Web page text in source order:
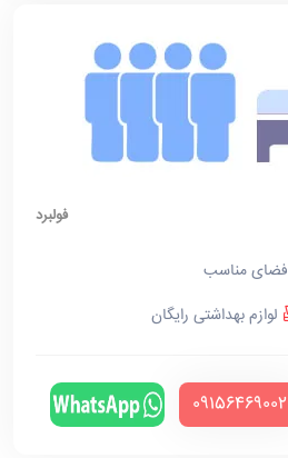
فولبرد
فضای مناسب
لوازم بهداشتی رایگان
‪09156469002‬